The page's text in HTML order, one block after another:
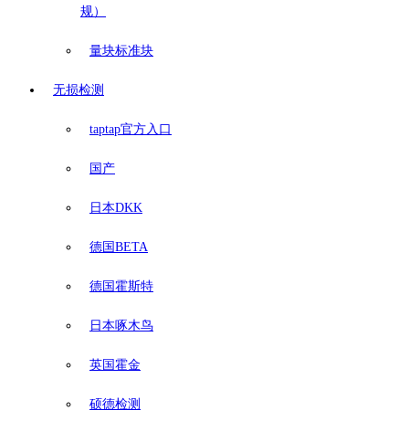
规）
量块标准块
无损检测
taptap官方入口
国产
日本DKK
德国BETA
德国霍斯特
日本啄木鸟
英国霍金
硕德检测